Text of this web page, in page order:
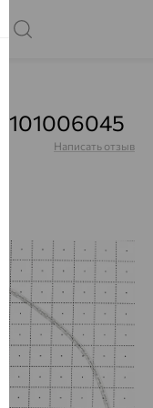
101006045
Написать отзыв